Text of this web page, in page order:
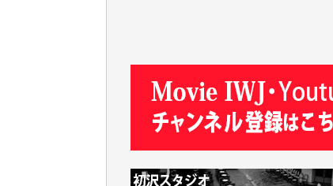
T.K. 様
マシオン恵美香 様
吉住俊昭 様